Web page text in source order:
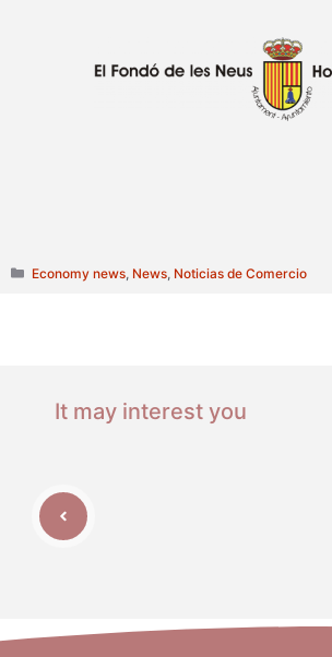
Categories
Economy news News Noticias de Comercio
It may interest you